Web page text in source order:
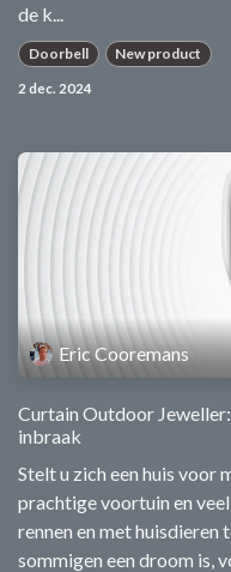
de k...
Doorbell New product
2 dec. 2024
Eric Cooremans
Curtain Outdoor
inbraak
Stelt u zich een huis voor
prachtige voortuin en
rennen en met
sommigen een droom is,